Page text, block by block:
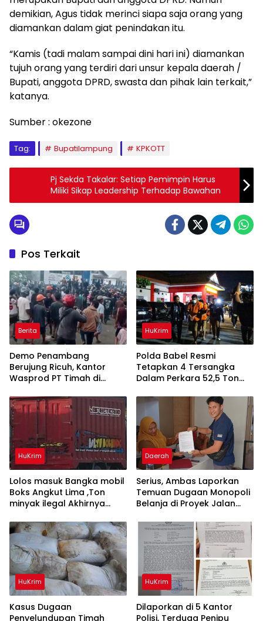
demikian, Agus tidak merinci siapa saja orang yang
diamankan dalam giat penindakan itu.
“Kamis (tadi malam sampai dini hari ini) diamankan
tujuh orang yang terdiri dari unsur kepala daerah /
Bupati, anggota DPRD, swasta dan pihak lain terkait,”
katanya.
Sumber : okezone
Tag: Bupatilampung KPKOTT
Pj Sekda Takalar: Setiap Pemimpin Harus
Miliki Sikap Leadership Terhadap Bawahan
Pos Terkait
Berita
Demo Penambang
Berujung Ricuh, Kantor
Wasprod PT Timah di
HuKrim
Polda Babel Resmi
Tetapkan 4 Tersangka
Dalam Perkara 52,5 Ton
Belitung
HuKrim
Lolos masuk Bangka mobil
Boks Angkut Lima ,Ton
minyak ilegal Akhirnya
Daerah
Serius, Ambas Laporkan
‎Temuan Dugaan Monopoli
Belanja di Proyek Jalan
HuKrim
Kasus Dugaan
Penyelundupan Timah
HuKrim
Dilaporkan di 5 Kantor
Polisi, Terduga Penipu